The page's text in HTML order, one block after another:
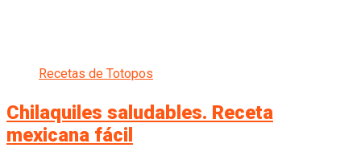
Recetas de Totopos
Chilaquiles saludables. Receta
mexicana fácil